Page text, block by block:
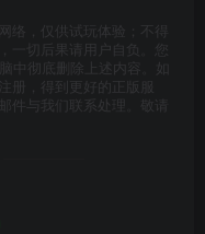
络，仅供试玩体验；不得
一切后果请用户自负。您
中彻底删除上述内容。如
册，得到更好的正版服
件与我们联系处理。敬请